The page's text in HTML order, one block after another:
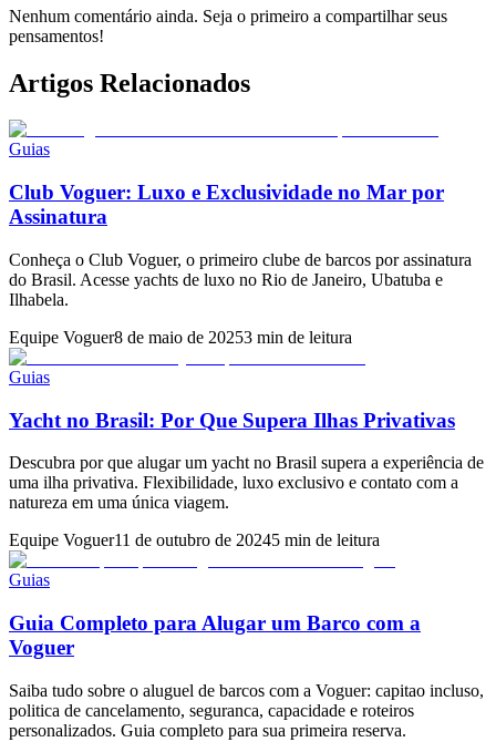
Nenhum comentário ainda. Seja o primeiro a compartilhar seus
pensamentos!
Artigos Relacionados
Guias
Club Voguer: Luxo e Exclusividade no Mar por
Assinatura
Conheça o Club Voguer, o primeiro clube de barcos por assinatura
do Brasil. Acesse yachts de luxo no Rio de Janeiro, Ubatuba e
Ilhabela.
Equipe Voguer8 de maio de 20253 min de leitura
Guias
Yacht no Brasil: Por Que Supera Ilhas Privativas
Descubra por que alugar um yacht no Brasil supera a experiência de
uma ilha privativa. Flexibilidade, luxo exclusivo e contato com a
natureza em uma única viagem.
Equipe Voguer11 de outubro de 20245 min de leitura
Guias
Guia Completo para Alugar um Barco com a
Voguer
Saiba tudo sobre o aluguel de barcos com a Voguer: capitao incluso,
politica de cancelamento, seguranca, capacidade e roteiros
personalizados. Guia completo para sua primeira reserva.